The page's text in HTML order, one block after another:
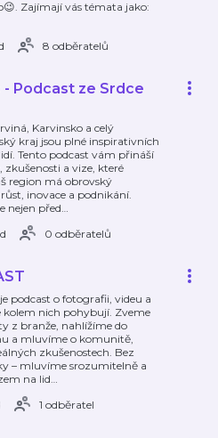
Zajímají vás témata jako:
8 odběratelů
- Podcast ze Srdce
Karvinsko a celý
kraj jsou plné inspirativních
Tento podcast vám přináší
zkušenosti a vize, které
region má obrovský
inovace a podnikání.
nejen před…
0 odběratelů
podcast o fotografii, videu a
kolem nich pohybují. Zveme
z branže, nahlížíme do
a mluvíme o komunitě,
zkušenostech. Bez
– mluvíme srozumitelně a
na lid…
1 odběratel